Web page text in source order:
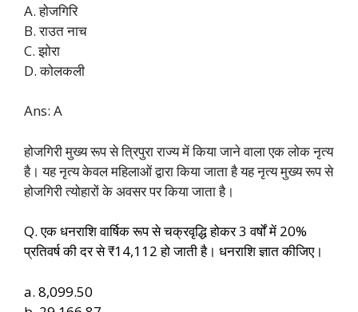
A. होजगिरि
B. राउत नाच
C. झोरा
D. कोलकली
Ans: A
होजगिरी मुख्य रूप से त्रिपुरा राज्य में किया जाने वाला एक लोक नृत्य
है। यह नृत्य केवल महिलाओं द्वारा किया जाता है यह नृत्य मुख्य रूप से
होजगिरी त्योहारों के अवसर पर किया जाता है।
Q. एक धनराशि वार्षिक रूप से चक्रवृद्धि होकर 3 वर्षों में 20%
प्रतिवर्ष की दर से ₹14,112 हो जाती है। धनराशि ज्ञात कीजिए।
a. 8,099.50